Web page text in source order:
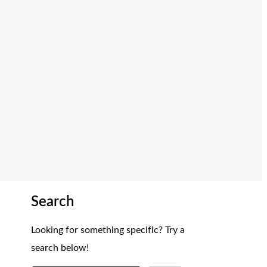
Search
Looking for something specific? Try a
search below!